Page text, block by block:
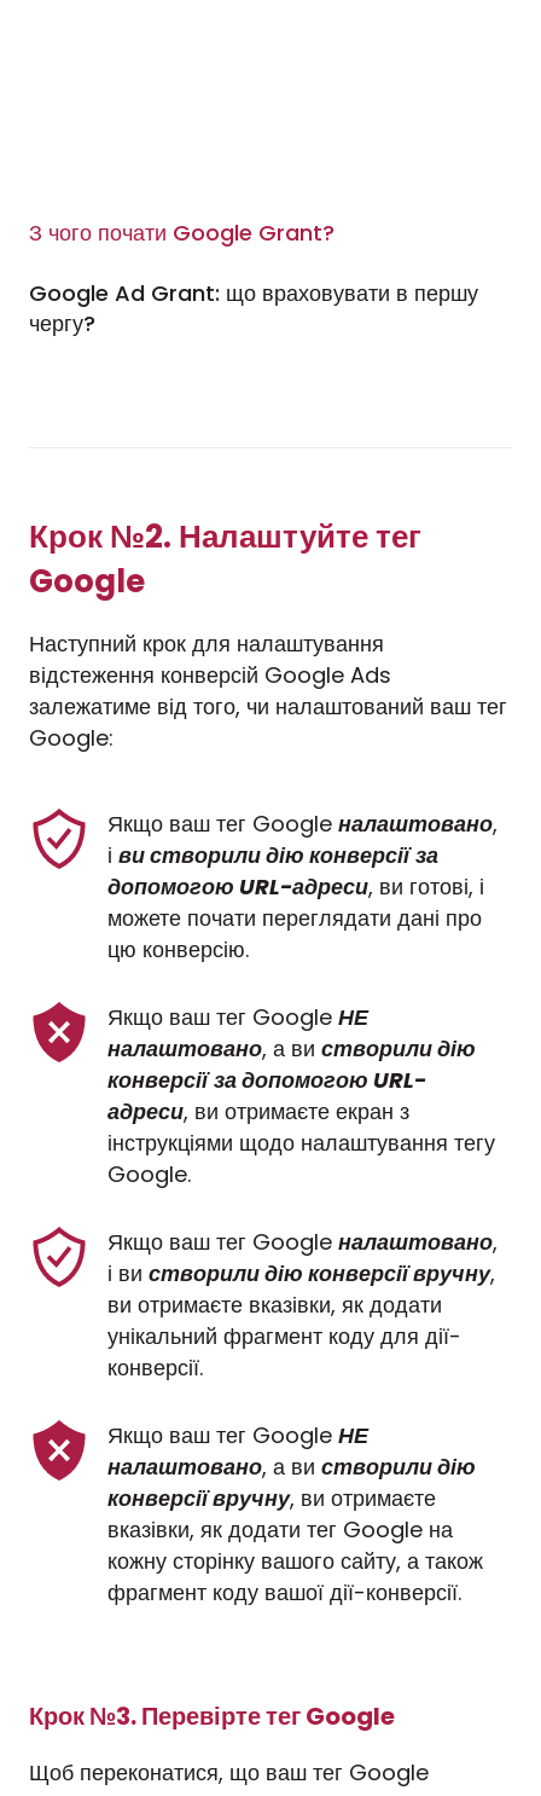
З чого почати Google Grant?
Google Ad Grant: що враховувати в першу
чергу?
Крок №2. Налаштуйте тег
Google
Наступний крок для налаштування
відстеження конверсій Google Ads
залежатиме від того, чи налаштований ваш тег
Google:
Якщо ваш тег Google налаштовано,
і ви створили дію конверсії за
допомогою URL-адреси, ви готові, і
можете почати переглядати дані про
цю конверсію.
Якщо ваш тег Google НЕ
налаштовано, а ви створили дію
конверсії за допомогою URL-
адреси, ви отримаєте екран з
інструкціями щодо налаштування тегу
Google.
Якщо ваш тег Google налаштовано,
і ви створили дію конверсії вручну,
ви отримаєте вказівки, як додати
унікальний фрагмент коду для дії-
конверсії.
Якщо ваш тег Google НЕ
налаштовано, а ви створили дію
конверсії вручну, ви отримаєте
вказівки, як додати тег Google на
кожну сторінку вашого сайту, а також
фрагмент коду вашої дії-конверсії.
Крок №3. Перевірте тег Google
Щоб переконатися, що ваш тег Google